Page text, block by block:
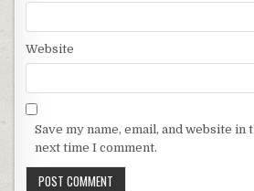
Website
Save my name, email, and website
next time I comment.